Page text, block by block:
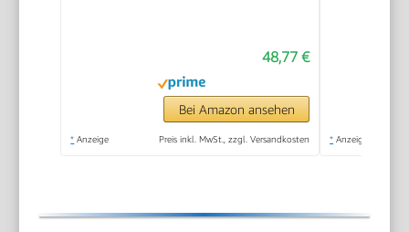
W, edelstahl matt48,77 €
Bei Amazon ansehen
* Anzeige Preis inkl. MwSt., zzgl. Versandkosten * Anzeige